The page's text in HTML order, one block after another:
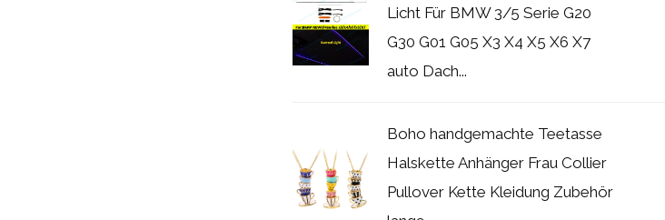
Licht Für BMW 3/5 Serie G20
G30 G01 G05 X3 X4 X5 X6 X7
auto Dach...
Boho handgemachte Teetasse
Halskette Anhänger Frau Collier
Pullover Kette Kleidung Zubehör